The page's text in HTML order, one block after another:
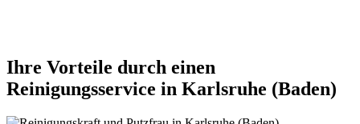
Ihre Vorteile durch einen
Reinigungsservice in Karlsruhe (Baden)